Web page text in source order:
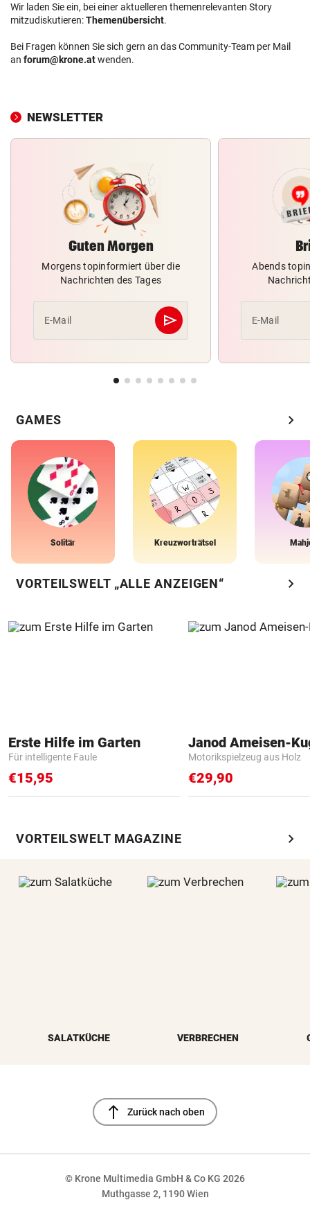
Wir laden Sie ein, bei einer aktuelleren themenrelevanten Story
mitzudiskutieren:Themenübersicht.
Bei Fragen können Sie sich gern an das Community-Team per Mail
an forum@krone.atwenden.
NEWSLETTER
Guten Morgen
Morgens topinformiert über die
Nachrichten des Tages
E-Mail send
Abschicken
Abends
E-Mail
GAMES chevron_right
Solitär Kreuzworträtsel
VORTEILSWELT „ALLE ANZEIGEN“ chevron_right
Erste Hilfe im Garten
Für intelligente Faule
€15,95
Janod Ameisen-
Motorikspielzeug aus Holz
€29,90
VORTEILSWELT MAGAZINE chevron_right
SALATKÜCHE VERBRECHEN
north Zurück nach oben
© Krone Multimedia GmbH & Co KG 2026
Muthgasse 2, 1190 Wien